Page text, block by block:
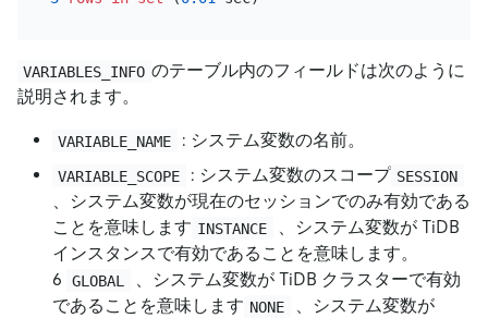
VARIABLES_INFO のテーブル内のフィールドは次のように
説明されます。
VARIABLE_NAME : システム変数の名前。
VARIABLE_SCOPE : システム変数のスコープ SESSION
、システム変数が現在のセッションでのみ有効である
ことを意味します INSTANCE
、システム変数が TiDB
インスタンスで有効であることを意味します。
6
GLOBAL
、システム変数が TiDB クラスターで有効
であることを意味します NONE
、システム変数が